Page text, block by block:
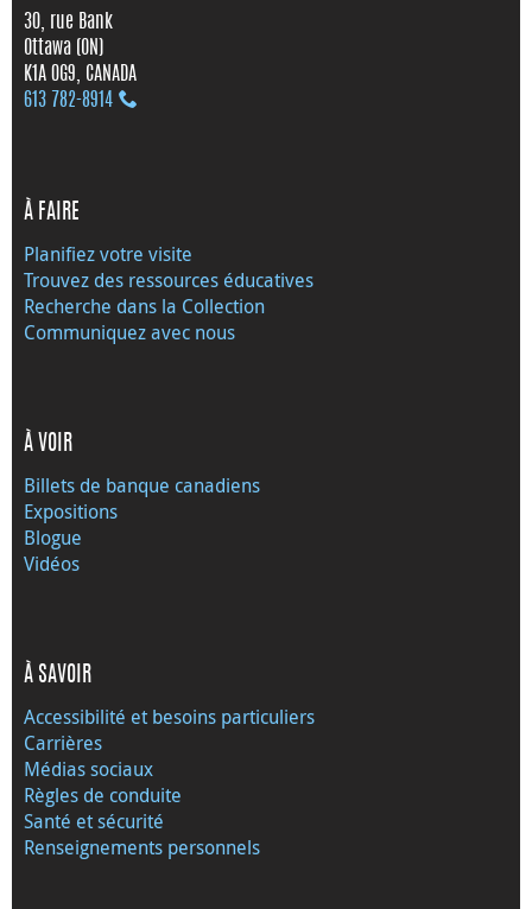
30, rue Bank
Ottawa (ON)
K1A 0G9, CANADA
613 782‑8914
À FAIRE
Planifiez votre visite
Trouvez des ressources éducatives
Recherche dans la Collection
Communiquez avec nous
À VOIR
Billets de banque canadiens
Expositions
Blogue
Vidéos
À SAVOIR
Accessibilité et besoins particuliers
Carrières
Médias sociaux
Règles de conduite
Santé et sécurité
Renseignements personnels